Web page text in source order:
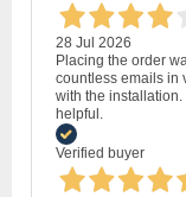
28 Jul 2026
Placing the order
countless emails in
with the
helpful.
Verified buyer